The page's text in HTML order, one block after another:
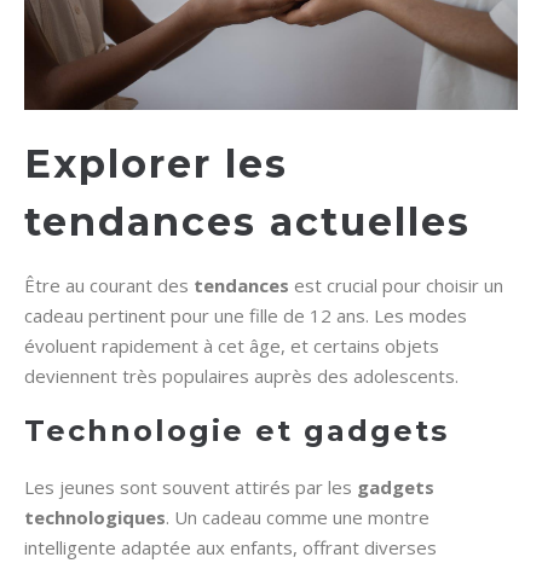
Explorer les
tendances actuelles
Être au courant des tendances est crucial pour choisir un
cadeau pertinent pour une fille de 12 ans. Les modes
évoluent rapidement à cet âge, et certains objets
deviennent très populaires auprès des adolescents.
Technologie et gadgets
Les jeunes sont souvent attirés par les gadgets
technologiques. Un cadeau comme une montre
intelligente adaptée aux enfants, offrant diverses